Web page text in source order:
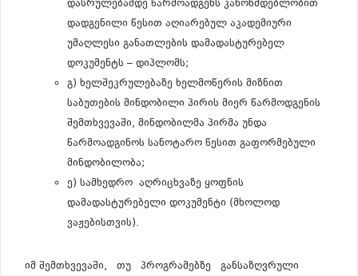
დასრულებამდე წარმოადგენს კანონმდებლობით
დადგენილი წესით აღიარებულ აკადემიური
უმაღლესი განათლების დამადასტურებელ
დოკუმენტს – დიპლომს;
გ) ხელშეკრულებაზე ხელმოწერის მიზნით
საბუთების მინდობილი პირის მიერ წარმოდგენის
შემთხვევაში, მინდობილმა პირმა უნდა
წარმოადგინოს სანოტარო წესით გაფორმებული
მინდობილობა;
ე) სამხედრო აღრიცხვაზე ყოფნის
დამადასტურებელი დოკუმენტი (მხოლოდ
ვაჟებისთვის).
იმ შემთხვევაში, თუ პროგრამებზე განსაზღვრული